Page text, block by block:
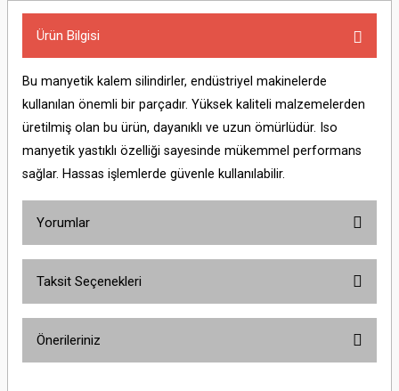
Ürün Bilgisi
Bu manyetik kalem silindirler, endüstriyel makinelerde
kullanılan önemli bir parçadır. Yüksek kaliteli malzemelerden
üretilmiş olan bu ürün, dayanıklı ve uzun ömürlüdür. Iso
manyetik yastıklı özelliği sayesinde mükemmel performans
sağlar. Hassas işlemlerde güvenle kullanılabilir.
Yorumlar
Taksit Seçenekleri
Önerileriniz